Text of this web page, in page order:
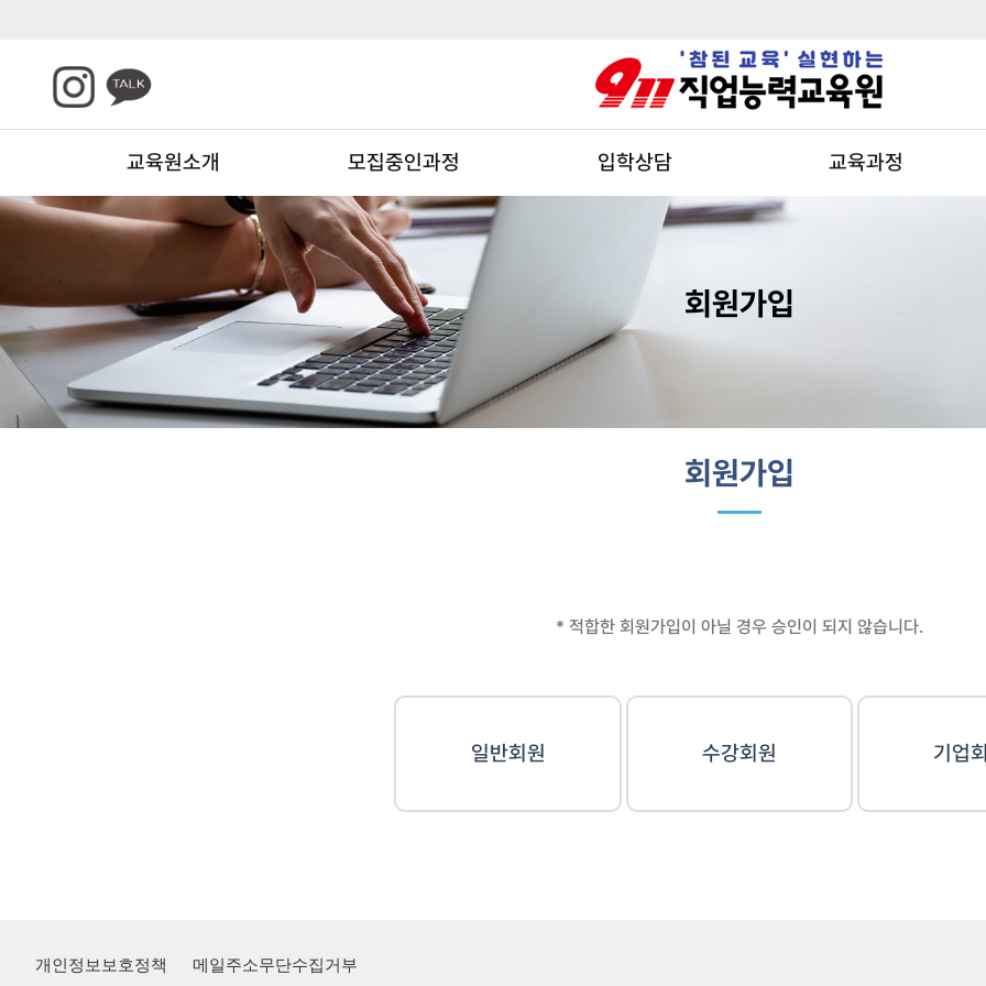
교육원소개 모집중인과정 입학상담 교육과정
회원가입
회원가입
* 적합한 회원가입이 아닐 경우 승인이 되지 않습니다.
일반회원 수강회원 기업
개인정보보호정책 메일주소무단수집거부